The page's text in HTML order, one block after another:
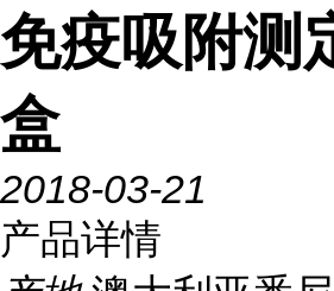
免疫吸附测
盒
2018-03-21
产品详情